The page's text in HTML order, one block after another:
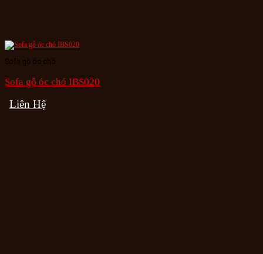
Sofa gỗ óc chó
Sofa gỗ óc chó IBS020
Liên Hệ